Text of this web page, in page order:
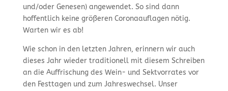
und/oder Genesen) angewendet. So sind dann
hoffentlich keine größeren Coronaauflagen nötig.
Warten wir es ab!
Wie schon in den letzten Jahren, erinnern wir auch
dieses Jahr wieder traditionell mit diesem Schreiben
an die Auffrischung des Wein- und Sektvorrates vor
den Festtagen und zum Jahreswechsel. Unser